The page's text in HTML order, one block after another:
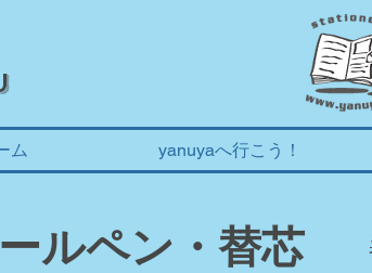
ム yanuyaへ行こう！
ルペン・替芯